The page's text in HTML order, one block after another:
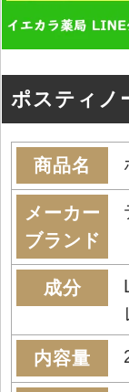
ポスティノ
商品名
メーカー
ブランド
成分
内容量